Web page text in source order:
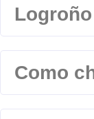
Logroño
Como